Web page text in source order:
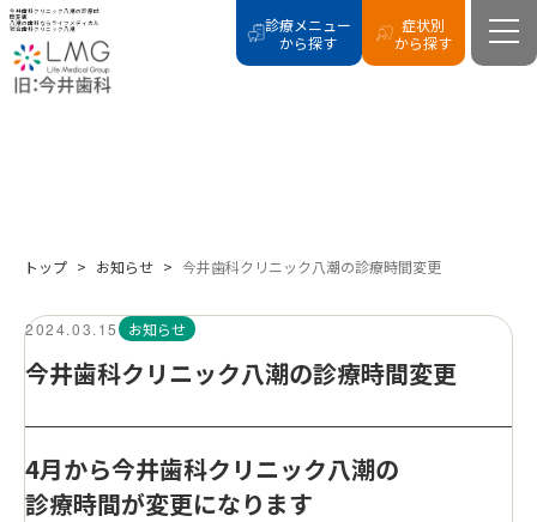
今井歯科クリニック八潮の診療時
間変更
八潮の歯科ならライフメディカル
総合歯科クリニック八潮
診療メニュー
から探す
症状別
から探す
トップ > お知らせ > 今井歯科クリニック八潮の診療時間変更
2024.03.15 お知らせ
今井歯科クリニック八潮の診療時間変更
4月から今井歯科クリニック八潮の
診療時間が変更になります